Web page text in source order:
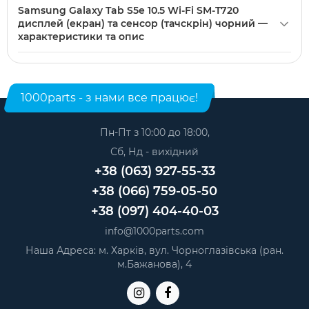
кріпленнями; за сумнівів радимо звернутися до
сервісного центру.
(екран) та сенсор (тачскрін) чорний можна купити в
нашому інтернет-магазині. Категорія:
Samsung Galaxy Tab S5e 10.5 Wi-Fi SM-T720
дисплей (екран) та сенсор (тачскрін) чорний —
характеристики та опис
1000parts - з нами все працює!
Пн-Пт з 10:00 до 18:00,
Сб, Нд - вихідний
+38 (063) 927-55-33
+38 (066) 759-05-50
+38 (097) 404-40-03
info@1000parts.com
Наша Адреса: м. Харків, вул. Чорноглазівська (ран.
м.Бажанова), 4